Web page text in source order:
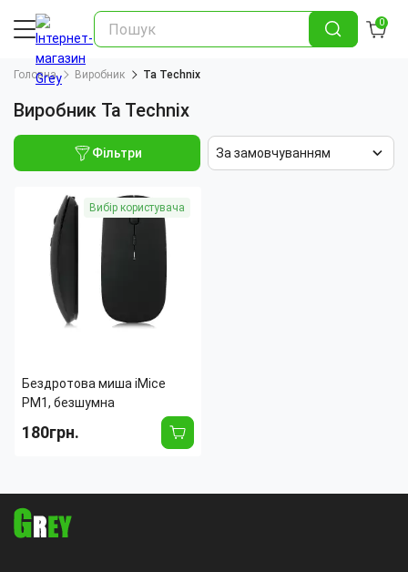
0
Головна Виробник Ta Technix
Виробник Ta Technix
Фільтри За замовчуванням
Вибір користувача
Бездротова миша iMice
PM1, безшумна
180грн.
Ширина:
Вес:47 г